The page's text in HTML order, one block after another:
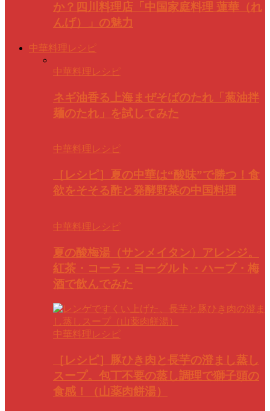
か？四川料理店「中国家庭料理 蓮華（れ
んげ）」の魅力
中華料理レシピ
中華料理レシピ
ネギ油香る上海まぜそばのたれ「葱油拌
麺のたれ」を試してみた
中華料理レシピ
［レシピ］夏の中華は“酸味”で勝つ！食
欲をそそる酢と発酵野菜の中国料理
中華料理レシピ
夏の酸梅湯（サンメイタン）アレンジ。
紅茶・コーラ・ヨーグルト・ハーブ・梅
酒で飲んでみた
中華料理レシピ
［レシピ］豚ひき肉と長芋の澄まし蒸し
スープ。包丁不要の蒸し調理で獅子頭の
食感！（山薬肉餅湯）